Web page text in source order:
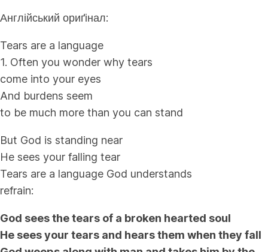
Англійський ориґінал:
Tears are a language
1. Often you wonder why tears
come into your eyes
And burdens seem
to be much more than you can stand
But God is standing near
He sees your falling tear
Tears are a language God understands
refrain:
God sees the tears of a broken hearted soul
He sees your tears and hears them when they fall